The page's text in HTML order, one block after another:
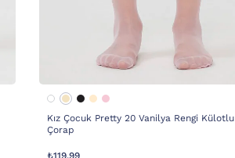
Kız Çocuk Pretty 20 Vanilya Rengi Külotlu
Çorap
₺119,99